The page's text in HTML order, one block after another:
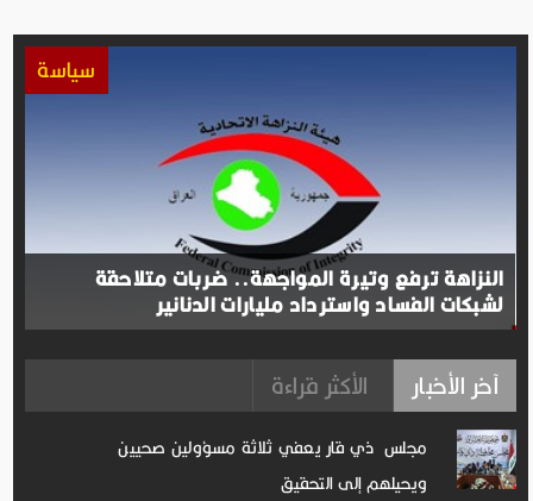
سياسة
النزاهة ترفع وتيرة المواجهة.. ضربات متلاحقة
لشبكات الفساد واسترداد مليارات الدنانير
آخر الأخبار الأكثر قراءة
مجلس ذي قار يعفي ثلاثة مسؤولين صحيين
ويحيلهم إلى التحقيق